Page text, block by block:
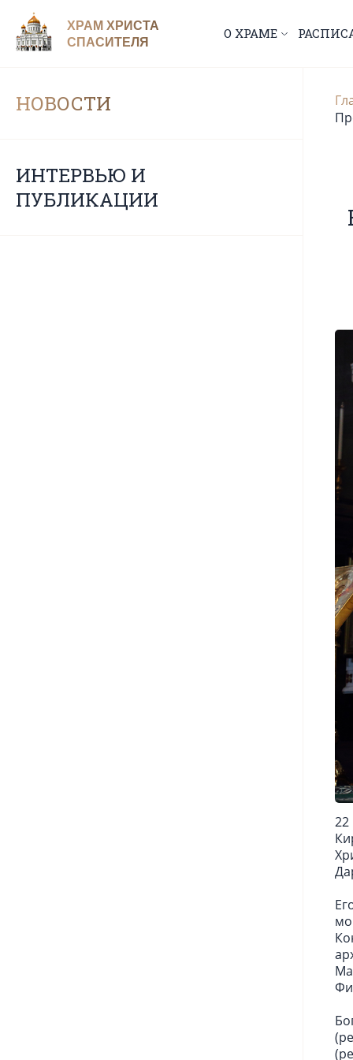
ХРАМ ХРИСТА
СПАСИТЕЛЯ
О ХРАМЕ
НОВОСТИ
ИНТЕРВЬЮ И
ПУБЛИКАЦИИ
22